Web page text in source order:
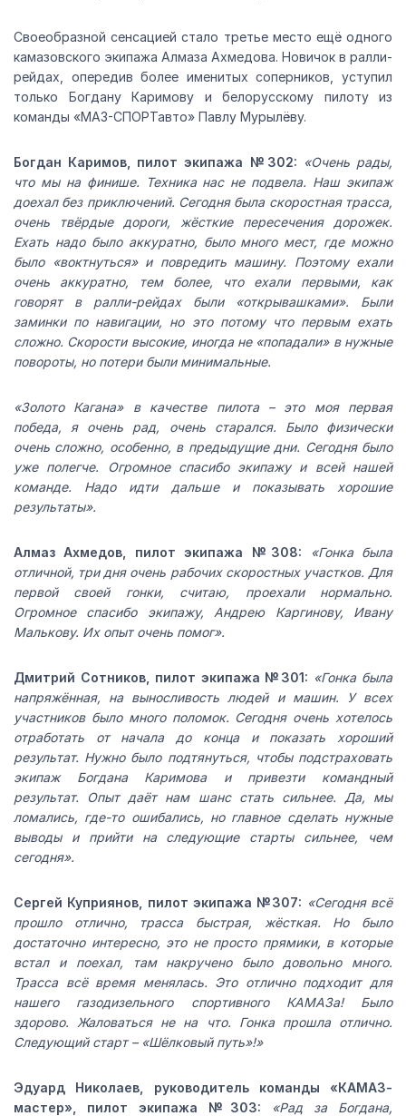
Своеобразной сенсацией стало третье место ещё одного
камазовского экипажа Алмаза Ахмедова. Новичок в ралли-
рейдах, опередив более именитых соперников, уступил
только Богдану Каримову и белорусскому пилоту из
команды «МАЗ-СПОРТавто» Павлу Мурылёву.
Богдан Каримов, пилот экипажа №302: «Очень рады,
что мы на финише. Техника нас не подвела. Наш экипаж
доехал без приключений. Сегодня была скоростная трасса,
очень твёрдые дороги, жёсткие пересечения дорожек.
Ехать надо было аккуратно, было много мест, где можно
было «воктнуться» и повредить машину. Поэтому ехали
очень аккуратно, тем более, что ехали первыми, как
говорят в ралли-рейдах были «открывашками». Были
заминки по навигации, но это потому что первым ехать
сложно. Скорости высокие, иногда не «попадали» в нужные
повороты, но потери были минимальные.
«Золото Кагана» в качестве пилота – это моя первая
победа, я очень рад, очень старался. Было физически
очень сложно, особенно, в предыдущие дни. Сегодня было
уже полегче. Огромное спасибо экипажу и всей нашей
команде. Надо идти дальше и показывать хорошие
результаты».
Алмаз Ахмедов, пилот экипажа №308:
«Гонка была
отличной, три дня очень рабочих скоростных участков. Для
первой своей гонки, считаю, проехали нормально.
Огромное спасибо экипажу, Андрею Каргинову, Ивану
Малькову. Их опыт очень помог».
Дмитрий Сотников, пилот экипажа №301: «Гонка была
напряжённая, на выносливость людей и машин. У всех
участников было много поломок. Сегодня очень хотелось
отработать от начала до конца и показать хороший
результат. Нужно было подтянуться, чтобы подстраховать
экипаж Богдана Каримова и привезти командный
результат. Опыт даёт нам шанс стать сильнее. Да, мы
ломались, где-то ошибались, но главное сделать нужные
выводы и прийти на следующие старты сильнее, чем
сегодня».
Cергей Куприянов, пилот экипажа №307: «Сегодня всё
прошло отлично, трасса быстрая, жёсткая. Но было
достаточно интересно, это не просто прямики, в которые
встал и поехал, там накручено было довольно много.
Трасса всё время менялась. Это отлично подходит для
нашего газодизельного спортивного КАМАЗа! Было
здорово. Жаловаться не на что. Гонка прошла отлично.
Следующий старт – «Шёлковый путь»!»
Эдуард Николаев, руководитель команды «КАМАЗ-
мастер», пилот экипажа №303:
«Рад за Богдана,